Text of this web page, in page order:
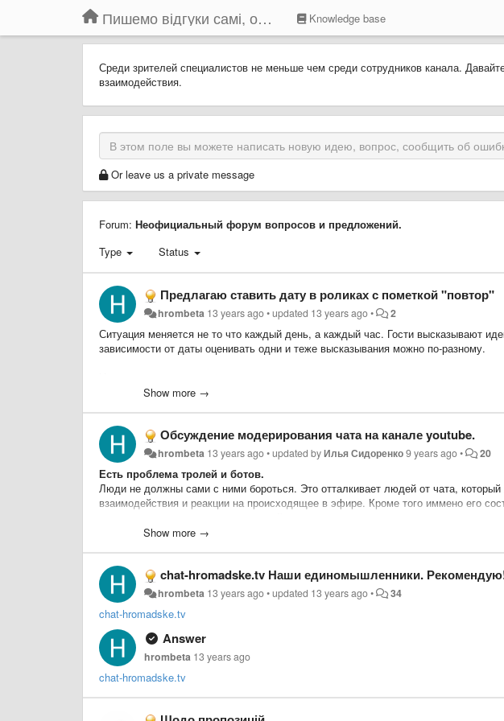
Пишемо відгуки самі, обговорюємо інші ідеї та пропозиції до Громадського Телебачення Knowledge base
Среди зрителей специалистов не меньше чем среди сотрудников канала.
взаимодействия.
Or leave us a private message
Forum: Неофициальный форум вопросов и предложений.
Type
Status
Предлагаю ставить дату в роликах с пометкой "повтор"
hrombeta 13 years ago•updated 13 years ago• 2
Ситуация меняется не то что каждый день, а каждый час. Гости высказывают
зависимости от даты оценивать одни и теже высказывания можно по-разному.
Show more →
Обсуждение модерирования чата на канале youtube.
hrombeta 13 years ago•updated byИлья Сидоренко9 years ago• 20
Есть проблема тролей и ботов.
Люди не должны сами с ними бороться. Это отталкивает людей от чата,
взаимодействия и реакции на происходящее в эфире. Кроме того иммено его
Со своей стороны пердлагаю организацию площадки, которая на основе IT
самоорганизоваться и оказать посильную помощь(
hromadsketvbeta.userecho.com
отдельные ролики до разноплановой IT поддержки(в том числе разработку
статистики и отображение её в инфографике) .
Ключевые вопросы которые помогут определиться с выбором наиболее
модерации чата.
Show more →
chat-hromadske.tv Наши единомышленники.
hrombeta 13 years ago•updated 13 years ago• 34
chat-hromadske.tv
Answer
hrombeta 13 years ago
chat-hromadske.tv